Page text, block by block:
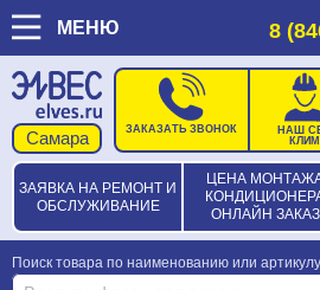
МЕНЮ 8
ЗАЯВКА НА РЕМОНТ И
ОБСЛУЖИВАНИЕ
ЦЕНА
ОНЛАЙН ЗАКАЗ
ЗАКАЗАТЬ ЗВОНОК
НАШ
Поиск товара по наименованию или артикулу